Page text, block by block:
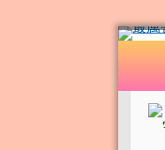
花蓮縣立
導